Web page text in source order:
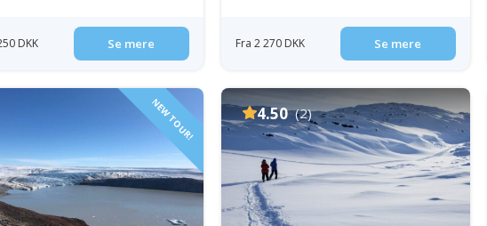
DKK Se mere Fra 2 270 DKK Se mere
NEW TOUR! 4.50 (2)